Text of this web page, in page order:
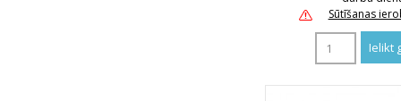
Sūtīšanas